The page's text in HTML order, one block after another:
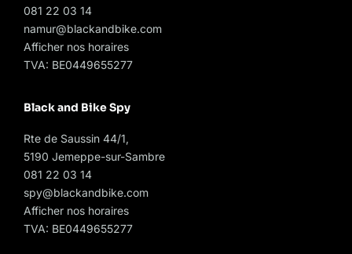
081 22 03 14
namur@blackandbike.com
Afficher nos horaires
TVA: BE0449655277
Black and Bike Spy
Rte de Saussin 44/1,
5190 Jemeppe-sur-Sambre
081 22 03 14
spy@blackandbike.com
Afficher nos horaires
TVA: BE0449655277